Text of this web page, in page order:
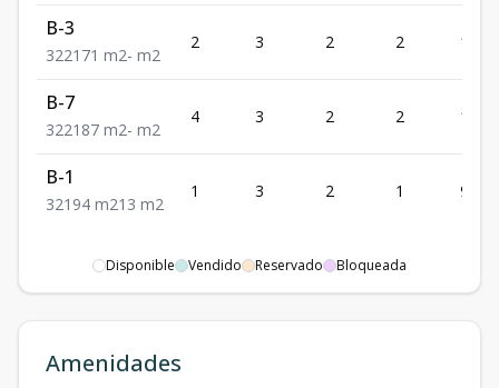
B-3
322171 m2- m2
2 3 2 2 171
B-7
322187 m2- m2
4 3 2 2 187
B-1
321 94 m213 m2
1 3 2 1 94
Disponible Vendido Reservado Bloqueada
Amenidades